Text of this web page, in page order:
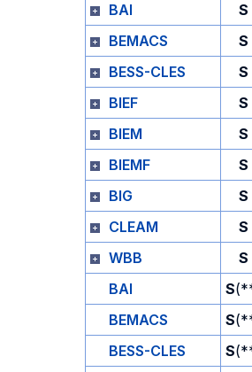
BAI
S
BEMACS
S
BESS-CLES
S
BIEF
S
BIEM
S
BIEMF
S
BIG
S
CLEAM
S
WBB
S
BAI
S
BEMACS
S
BESS-CLES
S